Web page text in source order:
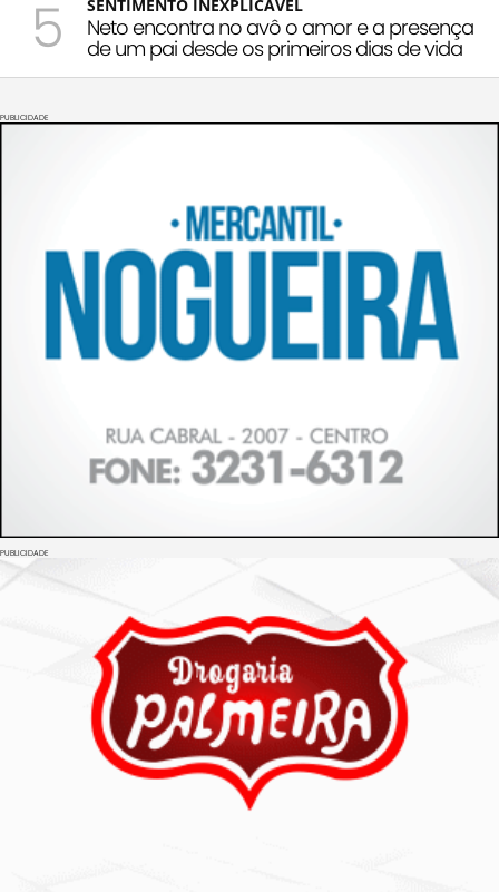
5 SENTIMENTO INEXPLICÁVEL
Neto encontra no avô o amor e a presença
de um pai desde os primeiros dias de vida
PUBLICIDADE
PUBLICIDADE